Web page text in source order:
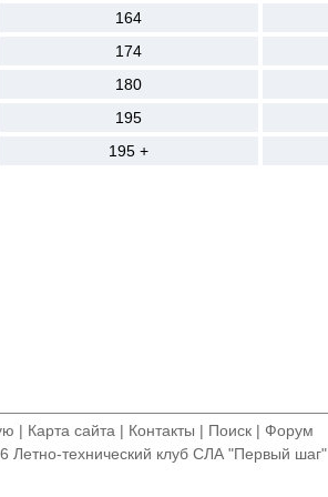
164
174
180
195
195 +
| Карта сайта | Контакты | Поиск | Форум
Летно-технический клуб СЛА "Первый шаг"